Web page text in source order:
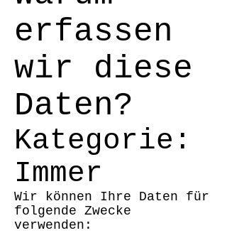
erfassen
wir diese
Daten?
Kategorie:
Immer
Wir können Ihre Daten für
folgende Zwecke
verwenden: